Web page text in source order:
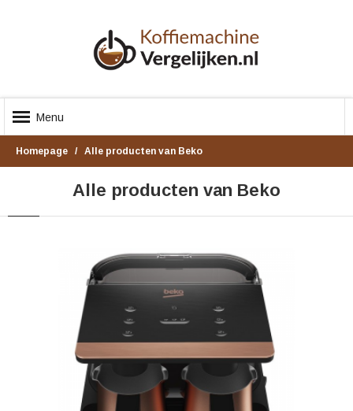
Menu
Homepage Alle producten van Beko
Alle producten van Beko